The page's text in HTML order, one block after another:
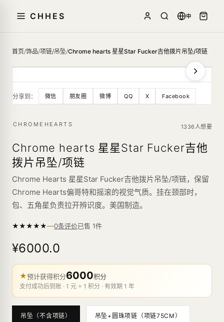
CHHES 中
首页/饰品/项链/吊坠/Chrome hearts 星星Star Fucker吉他拨片吊坠/项链
分享到： 微信 朋友圈 微博 QQ X Facebook
CHROMEHEARTS 1336人想要
Chrome hearts 星星Star Fucker吉他
拨片吊坠/项链
Chrome Hearts 星星Star Fucker吉他拨片吊坠/项链，保留
Chrome Hearts偏哥特和摇滚的视觉气质。挂在颈部时，
包、五角星负责拉开辨识度。美国制造。
★★★★★—0条评价已售 1件
¥6000.0
★预计获得积分6000积分
支付成功后到账 · 1 元 = 1 积分 · 有效期 1 年
吊坠（不含项链） 吊坠+圆珠项链（项链75CM）